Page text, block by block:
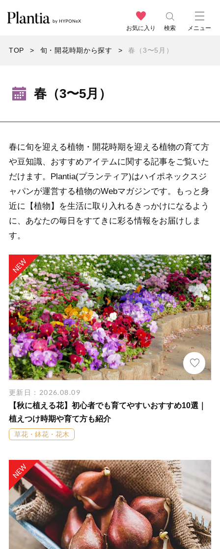
お気に入り 検索 メニュー
TOP 旬・開花時期から探す 春（3〜5月）
春（3〜5月）
春に旬を迎える植物・開花時期を迎える植物の育て方
や豆知識、おすすめアイテムに関する記事をご覧いた
だけます。Plantia(プランティア)はハイポネックスジ
ャパンが運営する植物のWebマガジンです。もっと身
近に【植物】を生活に取り入れるきっかけになるよう
に、あなたの毎日をすてきに彩る情報をお届けしま
す。
更新日：2026.08.09
【秋に植える花】初心者でも育てやすいおすすめ10選｜
植えつけ時期や育て方も紹介
草花・鉢花・花木